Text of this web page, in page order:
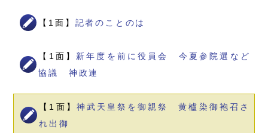
【1面】 記者のことのは
【1面】 新年度を前に役員会 今夏参院選など
協議 神政連
【1面】 神武天皇祭を御親祭 黄櫨染御袍召さ
れ出御